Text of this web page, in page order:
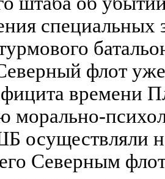
специальных
флот
времени
морально-
Северным